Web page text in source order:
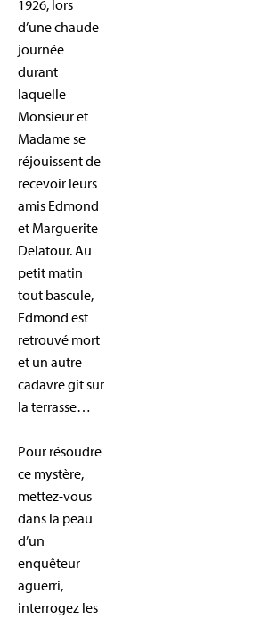
1926, lors
d’une chaude
journée
durant
laquelle
Monsieur et
Madame se
réjouissent de
recevoir leurs
amis Edmond
et Marguerite
Delatour. Au
petit matin
tout bascule,
Edmond est
retrouvé mort
et un autre
cadavre gît sur
la terrasse…
Pour résoudre
ce mystère,
mettez-vous
dans la peau
d’un
enquêteur
aguerri,
interrogez les